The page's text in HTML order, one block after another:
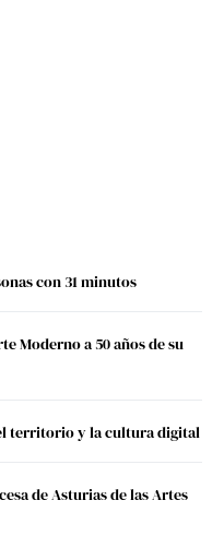
con 31 minutos
Moderno a 50 años de su
el territorio y la cultura digital
de Asturias de las Artes